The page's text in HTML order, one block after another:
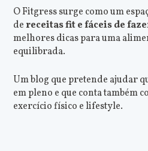
O Fitgress surge como um
dereceitas fit e fáceis de
melhores dicas para uma
equilibrada.
Um blog que pretende ajudar
em pleno e que conta também
exercício físico e lifestyle.